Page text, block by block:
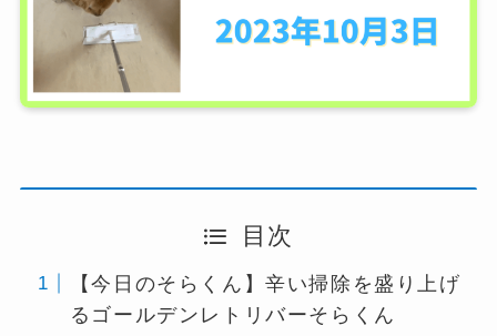
目次
【今日のそらくん】辛い掃除を盛り上げ
るゴールデンレトリバーそらくん